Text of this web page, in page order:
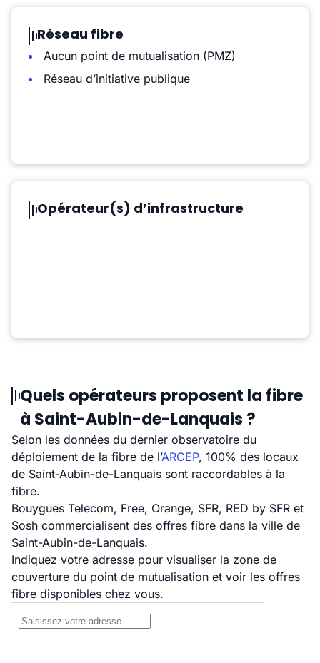
Réseau fibre
Aucun point de mutualisation (PMZ)
Réseau d’initiative publique
Opérateur(s) d’infrastructure
Quels opérateurs proposent la fibre
à Saint-Aubin-de-Lanquais ?
Selon les données du dernier observatoire du
déploiement de la fibre de l’ARCEP, 100% des locaux
de Saint-Aubin-de-Lanquais sont raccordables à la
fibre.
Bouygues Telecom, Free, Orange, SFR, RED by SFR et
Sosh commercialisent des offres fibre dans la ville de
Saint-Aubin-de-Lanquais.
Indiquez votre adresse pour visualiser la zone de
couverture du point de mutualisation et voir les offres
fibre disponibles chez vous.